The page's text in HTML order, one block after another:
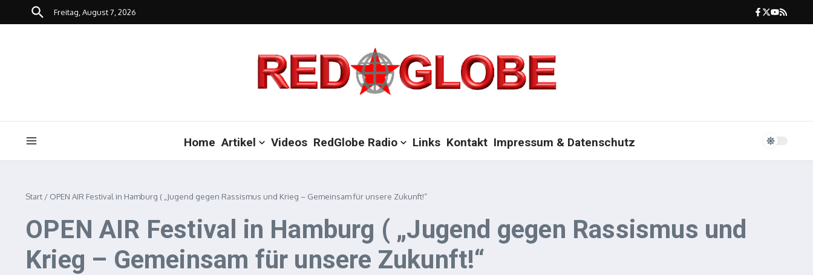
Zum Inhalt springen
Freitag, August 7, 2026
Home Artikel Videos RedGlobe Radio Links Kontakt Impressum & Datenschutz
Start / OPEN AIR Festival in Hamburg ( „Jugend gegen Rassismus und Krieg – Gemeinsam für unsere Zukunft!“
OPEN AIR Festival in Hamburg ( „Jugend gegen Rassismus und
Krieg – Gemeinsam für unsere Zukunft!“